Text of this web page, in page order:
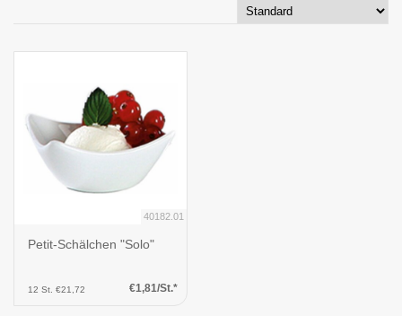
40182.01
Petit-Schälchen "Solo"
12 St. €21,72 €1,81/St.*